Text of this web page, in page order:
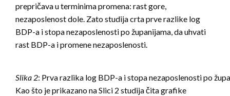
prepričava u terminima promena: rast gore,
nezaposlenost dole. Zato studija crta prve razlike log
BDP-a i stopa nezaposlenosti po županijama, da uhvati
rast BDP-a i promene nezaposlenosti.
Slika 2: Prva razlika log BDP-a i stopa nezaposlenosti po
Kao što je prikazano na Slici 2 studija čita grafike